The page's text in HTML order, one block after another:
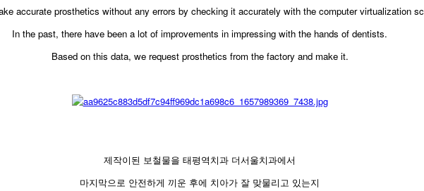
accurate prosthetics without any errors by checking it accurately with the computer virtualization
In the past, there have been a lot of improvements in impressing with the hands of dentists.
Based on this data, we request prosthetics from the factory and make it.
제작이된 보철물을 태평역치과 더서울치과에서
마지막으로 안전하게 끼운 후에 치아가 잘 맞물리고 있는지